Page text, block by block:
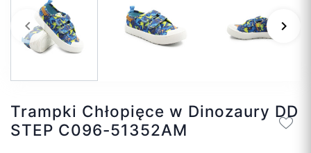
Poprzedni
keyboard_arrow_left keyboard_arrow_right
Trampki Chłopięce w Dinozaury DD
STEP C096-51352AM